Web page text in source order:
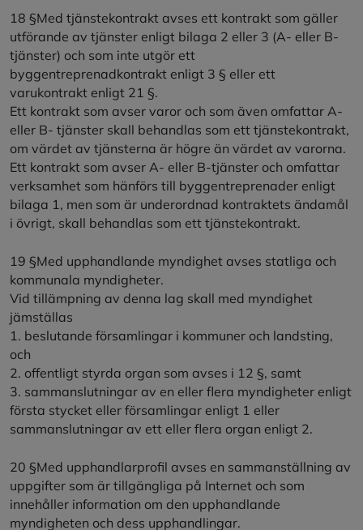
18 §Med tjänstekontrakt avses ett kontrakt som gäller
utförande av tjänster enligt bilaga 2 eller 3 (A- eller B-
tjänster) och som inte utgör ett
byggentreprenadkontrakt enligt 3 § eller ett
varukontrakt enligt 21 §.
Ett kontrakt som avser varor och som även omfattar A-
eller B- tjänster skall behandlas som ett tjänstekontrakt,
om värdet av tjänsterna är högre än värdet av varorna.
Ett kontrakt som avser A- eller B-tjänster och omfattar
verksamhet som hänförs till byggentreprenader enligt
bilaga 1, men som är underordnad kontraktets ändamål
i övrigt, skall behandlas som ett tjänstekontrakt.
19 §Med upphandlande myndighet avses statliga och
kommunala myndigheter.
Vid tillämpning av denna lag skall med myndighet
jämställas
1. beslutande församlingar i kommuner och landsting,
och
2. offentligt styrda organ som avses i 12 §, samt
3. sammanslutningar av en eller flera myndigheter enligt
första stycket eller församlingar enligt 1 eller
sammanslutningar av ett eller flera organ enligt 2.
20 §Med upphandlarprofil avses en sammanställning av
uppgifter som är tillgängliga på Internet och som
innehåller information om den upphandlande
myndigheten och dess upphandlingar.